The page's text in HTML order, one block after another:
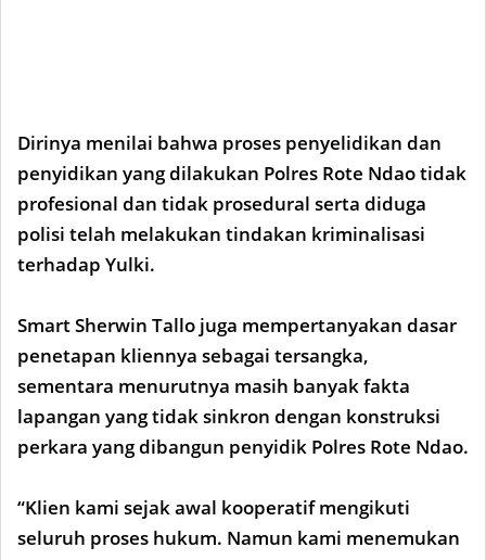
Dirinya menilai bahwa proses penyelidikan dan
penyidikan yang dilakukan Polres Rote Ndao tidak
profesional dan tidak prosedural serta diduga
polisi telah melakukan tindakan kriminalisasi
terhadap Yulki.
Smart Sherwin Tallo juga mempertanyakan dasar
penetapan kliennya sebagai tersangka,
sementara menurutnya masih banyak fakta
lapangan yang tidak sinkron dengan konstruksi
perkara yang dibangun penyidik Polres Rote Ndao.
“Klien kami sejak awal kooperatif mengikuti
seluruh proses hukum. Namun kami menemukan